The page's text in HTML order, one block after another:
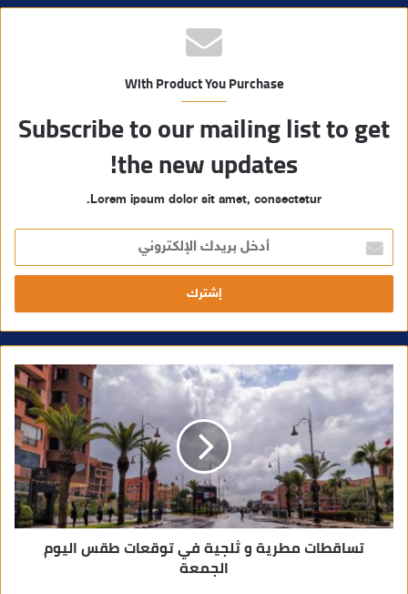
With Product You Purchase
Subscribe to our mailing list to get
the new updates!
Lorem ipsum dolor sit amet, consectetur.
خ
ل
ر
ا
ل
ك
ت
ر
و
ن
ي
تساقطات مطرية و ثلجية في توقعات طقس اليوم
الجمعة